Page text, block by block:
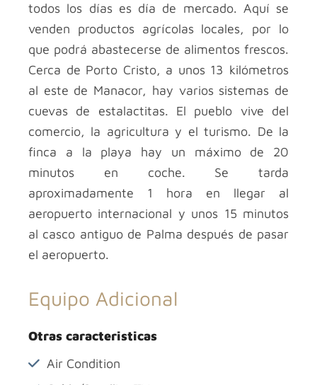
todos los días es día de mercado. Aquí se
venden productos agrícolas locales, por lo
que podrá abastecerse de alimentos frescos.
Cerca de Porto Cristo, a unos 13 kilómetros
al este de Manacor, hay varios sistemas de
cuevas de estalactitas. El pueblo vive del
comercio, la agricultura y el turismo. De la
finca a la playa hay un máximo de 20
minutos en coche. Se tarda
aproximadamente 1 hora en llegar al
aeropuerto internacional y unos 15 minutos
al casco antiguo de Palma después de pasar
el aeropuerto.
Equipo Adicional
Otras caracteristicas
Air Condition